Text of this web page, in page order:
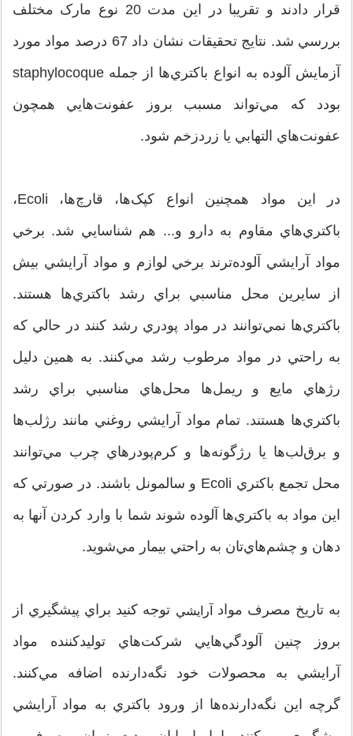
قرار دادند و تقريبا در اين مدت 20 نوع مارک مختلف
بررسي شد. نتايج تحقيقات نشان داد 67 درصد مواد مورد
آزمايش آلوده به انواع باکتري‌ها از جمله staphylocoque
بودد که مي‌تواند مسبب بروز عفونت‌هايي همچون
عفونت‌هاي التهابي يا زردزخم شود.
در اين مواد همچنين انواع کپک‌ها، قارچ‌ها، Ecoli،
باکتري‌هاي مقاوم به دارو و... هم شناسايي شد. برخي
مواد آرايشي آلوده‌ترند برخي لوازم و مواد آرايشي بيش
از سايرين محل مناسبي براي رشد باکتري‌ها هستند.
باکتري‌ها نمي‌توانند در مواد پودري رشد کنند در حالي که
به راحتي در مواد مرطوب رشد مي‌کنند. به همين دليل
رژ‌هاي مايع و ريمل‌ها محل‌هاي مناسبي براي رشد
باکتري‌ها هستند. تمام مواد آرايشي روغني مانند رژلب‌ها
و برق‌لب‌ها يا رژگونه‌ها و کرم‌پودرهاي چرب مي‌توانند
محل تجمع باکتري Ecoli و سالمونل باشند. در صورتي که
اين مواد به باکتري‌ها آلوده شوند شما با وارد کردن آنها به
دهان و چشم‌هاي‌تان به راحتي بيمار مي‌شويد.
به تاريخ مصرف مواد آرايشي توجه کنيد براي پيشگيري از
بروز چنين آلودگي‌هايي شرکت‌هاي توليدکننده مواد
آرايشي به محصولات خود نگه‌دارنده اضافه مي‌کنند.
گرچه اين نگه‌دارنده‌ها از ورود باکتري به مواد آرايشي